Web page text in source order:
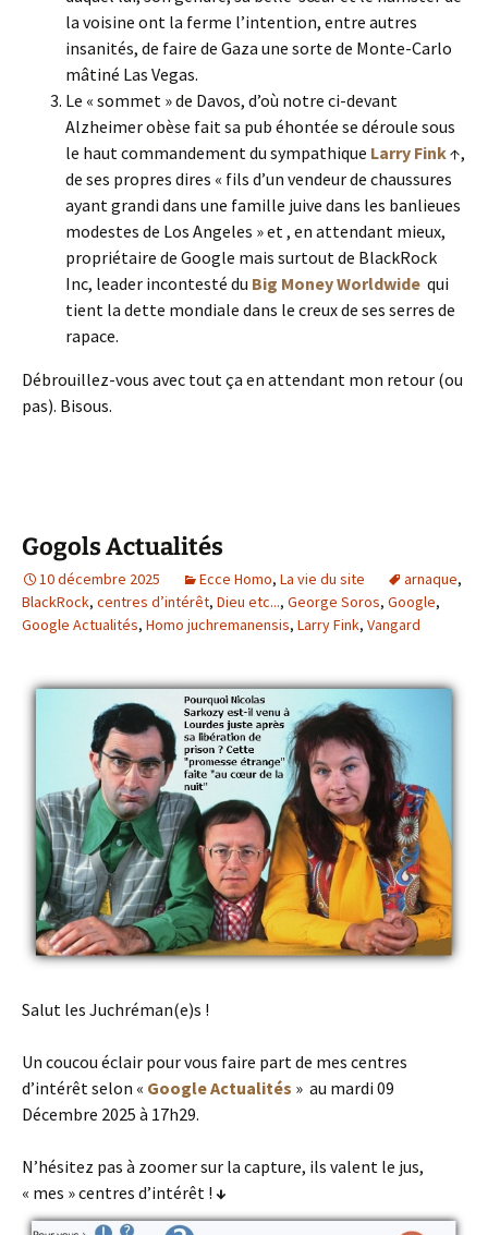
la voisine ont la ferme l’intention, entre autres
insanités, de faire de Gaza une sorte de Monte-Carlo
mâtiné Las Vegas.
Le « sommet » de Davos, d’où notre ci-devant
Alzheimer obèse fait sa pub éhontée se déroule sous
le haut commandement du sympathique Larry Fink↑,
de ses propres dires « fils d’un vendeur de chaussures
ayant grandi dans une famille juive dans les banlieues
modestes de Los Angeles » et , en attendant mieux,
propriétaire de Google mais surtout de BlackRock
Inc, leader incontesté du Big Money Worldwide qui
tient la dette mondiale dans le creux de ses serres de
rapace.
Débrouillez-vous avec tout ça en attendant mon retour (ou
pas). Bisous.
Gogols Actualités
10 décembre 2025 Ecce Homo, La vie du site arnaque,
BlackRock, centres d’intérêt, Dieu etc..., George Soros, Google,
Google Actualités, Homo juchremanensis, Larry Fink, Vangard
Salut les Juchréman(e)s !
Un coucou éclair pour vous faire part de mes centres
d’intérêt selon « Google Actualités » au mardi 09
Décembre 2025 à 17h29.
N’hésitez pas à zoomer sur la capture, ils valent le jus,
« mes » centres d’intérêt ! ↓